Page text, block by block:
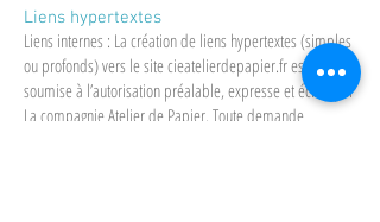
Liens hypertextes
Liens internes : La création de liens hypertextes (simples
ou profonds) vers le site cieatelierdepapier.fr est
soumise à l’autorisation préalable, expresse et écrite par
La compagnie Atelier de Papier. Toute demande